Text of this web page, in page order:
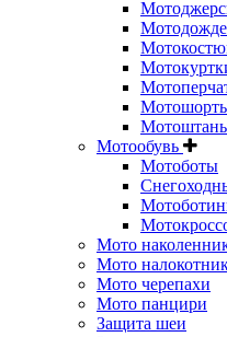
Мотообувь
Мотоботы
Мото
Мото
Мото черепахи
Мото панцири
Защита шеи